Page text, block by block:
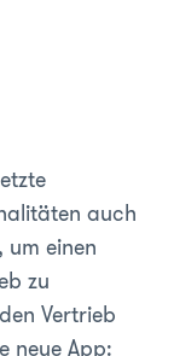
auch
um einen
zu
Vertrieb
neue App: